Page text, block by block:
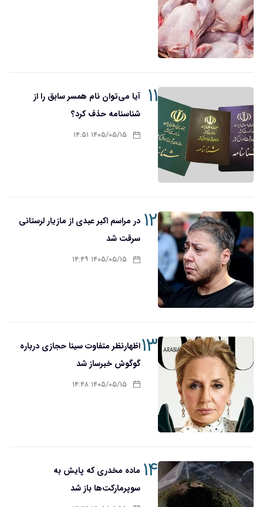
۱۱
آیا می‌توان نام همسر سابق را از
شناسنامه حذف کرد؟
۱۴۰۵/۰۵/۱۵ ۱۴:۵۱
۱۲ در مراسم اکبر عبدی از مازیار لرستانی
سرقت شد
۱۴۰۵/۰۵/۱۵ ۱۴:۴۹
۱۳اظهارنظر متفاوت سینا حجازی درباره
گوگوش خبرساز شد
۱۴۰۵/۰۵/۱۵ ۱۴:۴۸
۱۴ ماده مخدری که پایش به
سوپرمارکت‌ها باز شد